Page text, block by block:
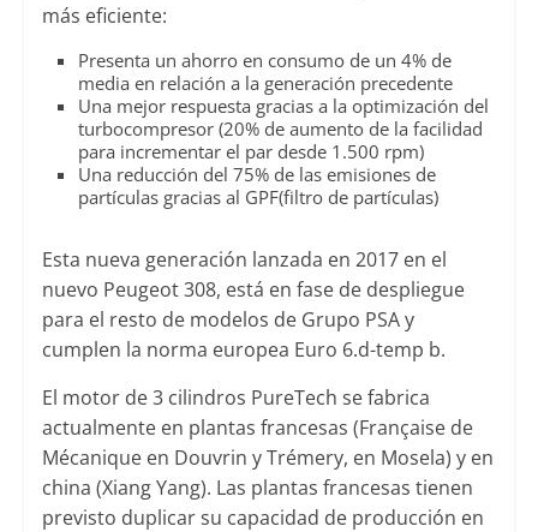
más eficiente:
Presenta un ahorro en consumo de un 4% de
media en relación a la generación precedente
Una mejor respuesta gracias a la optimización del
turbocompresor (20% de aumento de la facilidad
para incrementar el par desde 1.500 rpm)
Una reducción del 75% de las emisiones de
partículas gracias al GPF(filtro de partículas)
Esta nueva generación lanzada en 2017 en el
nuevo Peugeot 308, está en fase de despliegue
para el resto de modelos de Grupo PSA y
cumplen la norma europea Euro 6.d-temp b.
El motor de 3 cilindros PureTech se fabrica
actualmente en plantas francesas (Française de
Mécanique en Douvrin y Trémery, en Mosela) y en
china (Xiang Yang). Las plantas francesas tienen
previsto duplicar su capacidad de producción en